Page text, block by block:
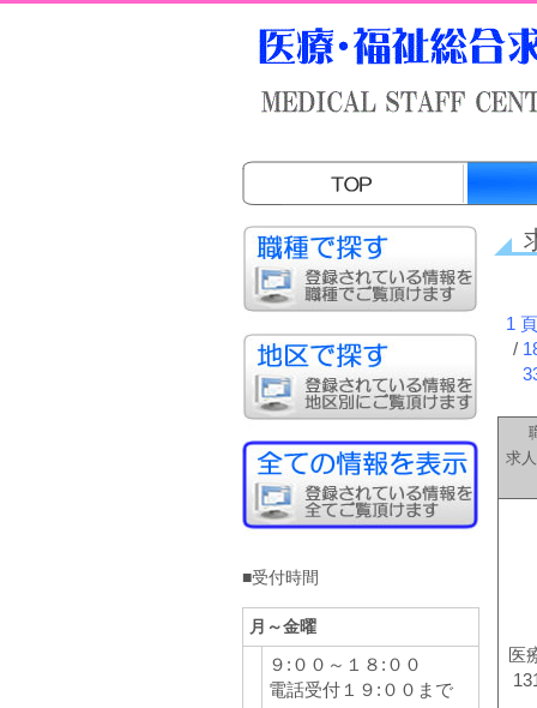
■受付時間
月～金曜
９:００～１８:００
電話受付１９:００まで
1 頁
/
求
医